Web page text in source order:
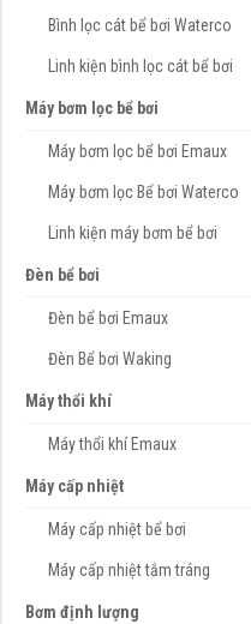
Bình lọc cát bể bơi Waterco
Linh kiện bình lọc cát bể bơi
Máy bơm lọc bể bơi
Máy bơm lọc bể bơi Emaux
Máy bơm lọc Bể bơi Waterco
Linh kiện máy bơm bể bơi
Đèn bể bơi
Đèn bể bơi Emaux
Đèn Bể bơi Waking
Máy thổi khí
Máy thổi khí Emaux
Máy cấp nhiệt
Máy cấp nhiệt bể bơi
Máy cấp nhiệt tắm tráng
Bơm định lượng